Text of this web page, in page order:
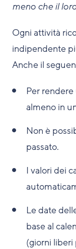
meno che il
Ogni attività
indipendente
Anche il
Per
almeno in
Non è
passato.
I valori dei
Le date
base al
(giorni liberi